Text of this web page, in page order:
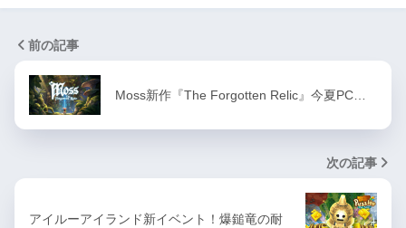
前の記事
Moss新作『The Forgotten Relic』今夏PC…
次の記事
アイルーアイランド新イベント！爆鎚竜の耐